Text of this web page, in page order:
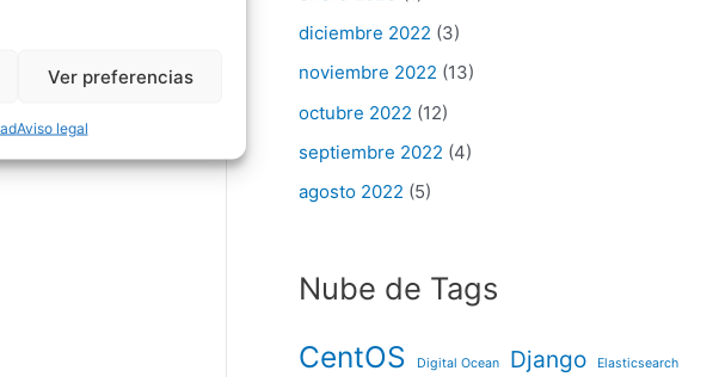
Ver preferencias
Aviso legal
diciembre 2022 (3)
noviembre 2022 (13)
octubre 2022 (12)
septiembre 2022 (4)
agosto 2022 (5)
Nube de Tags
CentOS Digital Ocean Django Elasticsearch